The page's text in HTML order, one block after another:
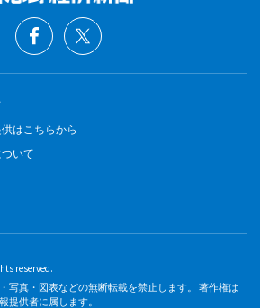
はこちらから
いて
reserved.
写真・図表などの無断転載を禁止します。 著作権は
提供者に属します。